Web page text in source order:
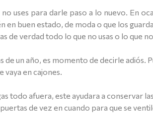
uses para darle paso a lo nuevo. En
buen estado, de moda o que los
de verdad todo lo que no usas o lo que
de un año, es momento de decirle adiós.
vaya en cajones.
todo afuera, este ayudara a conservar
de vez en cuando para que se